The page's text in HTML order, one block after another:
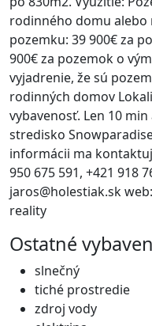
rodinného domu alebo
pozemku: 39 900€ za
900€ za pozemok o
vyjadrenie, že sú
rodinných domov
vybavenosť. Len 10
stredisko
informácii ma
950 675 591, +421 918
jaros@holestiak.sk
reality
Ostatné
slnečný
tiché prostredie
zdroj vody